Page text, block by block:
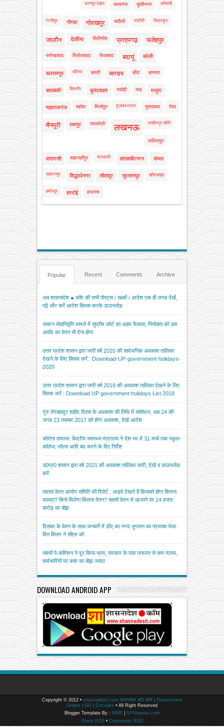
कानपुर देहात कासगंज कुशीनगर कौशांबी
गाजीपुर गोण्डा गोरखपुर चंदौली चंदौसी चित्रकूट
जालौन देवरिया पीलीभीत प्रतापगढ़ फतेहपुर
फर्रुखाबाद फिरोजाबाद फैजाबाद बदायूं बरेली
बलरामपुर बलिया बस्ती बहराइच बाँदा बागपत
बाराबंकी बिजनौर बुलंदशहर भदोही मऊ मथुरा
महाराजगंज महोबा मिर्जापुर मुजफ्फरनगर मुरादाबाद मेरठ
मैनपुरी रामपुर रायबरेली लखनऊ लखीमपुर खीरी
ललितपुर
वाराणसी शाहजहाँपुर श्रावस्ती संतकबीरनगर संभल
सहारनपुर सिद्धार्थनगर सीतापुर सुल्तानपुर सोनभद्र
हमीरपुर हरदोई हाथरस
Popular Recent Comments Archive
अब शासनादेश ● कॉम की सभी पोस्ट्स / खबरें / आदेश एक ही जगह देखें,
पढ़ें और करें आदेश क्लिक करके डाउनलोड
जबरन सेवानिवृत्ति मामले में सुप्रीम कोर्ट का अहम फैसला, नियोक्ता को उस
अवधि का वेतन भी देना होगा
उत्तर प्रदेश शासन द्वारा जारी वर्ष 2020 की सार्वजनिक अवकाश तालिका
देखने के लिए क्लिक करें : Download-UP-government-holidays-
2020
उत्तर प्रदेश शासन द्वारा जारी वर्ष 2018 की अवकाश तालिका देखने के लिए
क्लिक करें : Download UP government holidays List 2018
गुरु तेगबहादुर शहीद दिवस के अवकाश की तिथि में संशोधन, अब 24 की
जगह 23 नवम्बर 2017 को होगा अवकाश, देखें आदेश
कोरोना वायरस: केंद्रीय स्वास्थ्य मंत्रालय ने देश भर में 31 मार्च तक स्कूल-
कॉलेज, मॉल्स आदि बंद करने के दिए निर्देश
उ0प्र0 शासन द्वारा वर्ष 2021 की अवकाश तालिका जारी, देखें व डाउनलोड
करें
सातवां वेतन आयोग समिति की रिपोर्ट : आइये देखते हैं किसको होगा कितना
फायदा? किसे मिलेगा कितना वेतन? सातवें वेतन से खजाने पर 24 हजार
करोड़ का बोझ
दिसंबर के वेतन के साथ जनवरी में डीए का नगद भुगतान का प्रस्ताव भेजा
वित्त विभाग ने सीएम को
सातवें पे-कमिशन ने दूर किया भ्रम, सरकार के पास जरूरत से कम स्टाफ,
कर्मचारियों पर काम का बोझ ज्यादा
DOWNLOAD ANDROID APP
Copyright © 2012 • shasnadesh.com शासनादेश डॉट कॉम | Government
Orders | GO | Circulars • All Right Reserved
Blogger Template By : MKR
IVYthemes.com
Posts RSS• Comments RSS